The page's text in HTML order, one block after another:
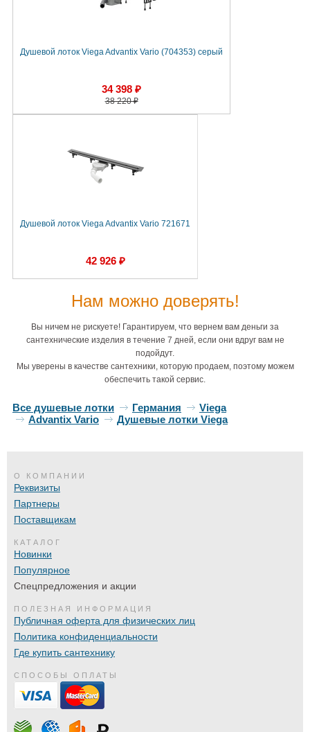
Душевой лоток Viega Advantix Vario (704353) серый
34 398 ₽
38 220 ₽
Душевой лоток Viega Advantix Vario 721671
42 926 ₽
Нам можно доверять!
Вы ничем не рискуете! Гарантируем, что вернем вам деньги за
сантехнические изделия в течение 7 дней, если они вдруг вам не
подойдут.
Мы уверены в качестве сантехники, которую продаем, поэтому можем
обеспечить такой сервис.
Все душевые лотки Германия
Viega
Advantix Vario
Душевые лотки Viega
О КОМПАНИИ
Реквизиты
Партнеры
Поставщикам
КАТАЛОГ
Новинки
Популярное
Спецпредложения и акции
ПОЛЕЗНАЯ ИНФОРМАЦИЯ
Публичная оферта для физических лиц
Политика конфиденциальности
Где купить сантехнику
СПОСОБЫ ОПЛАТЫ